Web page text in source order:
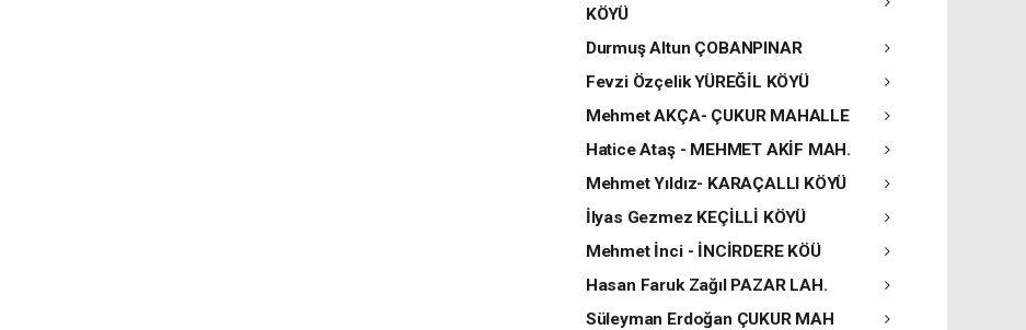
KÖYÜ
Durmuş Altun ÇOBANPINAR
Fevzi Özçelik YÜREĞİL KÖYÜ
Mehmet AKÇA- ÇUKUR MAHALLE
Hatice Ataş - MEHMET AKİF MAH.
Mehmet Yıldız- KARAÇALLI KÖYÜ
İlyas Gezmez KEÇİLLİ KÖYÜ
Mehmet İnci - İNCİRDERE KÖÜ
Hasan Faruk Zağıl PAZAR LAH.
Süleyman Erdoğan ÇUKUR MAH